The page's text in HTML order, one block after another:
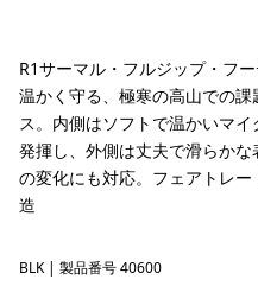
R1サーマル・フルジップ・フ
温かく守る、極寒の高山での
ス。内側はソフトで温かいマ
発揮し、外側は丈夫で滑らか
の変化にも対応。フェアトレ
造
Black
BLK | 製品番号 40600